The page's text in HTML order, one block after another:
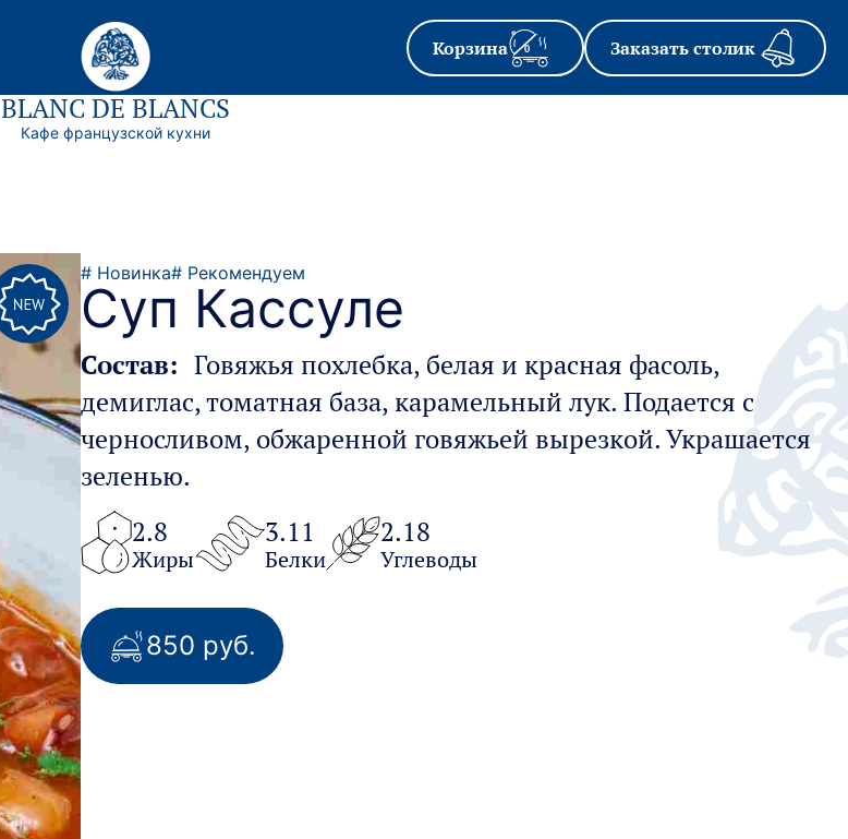
BLANC DE BLANCS
Кафе французcкой кухни
Корзина 0 Заказать столик
# Новинка# Рекомендуем
Суп Кассуле
Состав: Говяжья похлебка, белая и красная фасоль,
демиглас, томатная база, карамельный лук. Подается с
черносливом, обжаренной говяжьей вырезкой. Украшается
зеленью.
2.8
Жиры
3.11
Белки
2.18
Углеводы
850 руб.